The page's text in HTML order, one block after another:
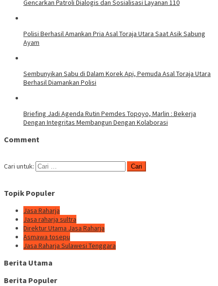
Gencarkan Patroli Dialogis dan Sosialisasi Layanan 110
Polisi Berhasil Amankan Pria Asal Toraja Utara Saat Asik Sabung
Ayam
Sembunyikan Sabu di Dalam Korek Api, Pemuda Asal Toraja Utara
Berhasil Diamankan Polisi
Briefing Jadi Agenda Rutin Pemdes Topoyo, Marlin : Bekerja
Dengan Integritas Membangun Dengan Kolaborasi
Comment
Cari untuk:
Topik Populer
Jasa Raharja
Jasa raharja sultra
Direktur Utama Jasa Raharja
Asmawa tosepu
Jasa Raharja Sulawesi Tenggara
Berita Utama
Berita Populer